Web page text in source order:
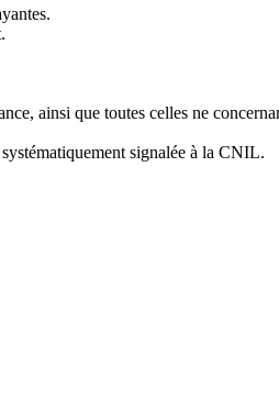
ainsi que toutes celles ne
signalée à la CNIL.